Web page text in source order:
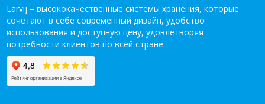
Larvij – высококачественные системы хранения, которые
сочетают в себе современный дизайн, удобство
использования и доступную цену, удовлетворяя
потребности клиентов по всей стране.